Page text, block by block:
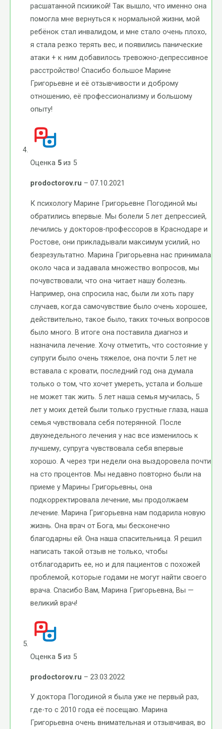
расшатанной психикой! Так вышло, что именно она
помогла мне вернуться к нормальной жизни, мой
ребёнок стал инвалидом, и мне стало очень плохо,
я стала резко терять вес, и появились панические
атаки + к ним добавилось тревожно-депрессивное
расстройство! Спасибо большое Марине
Григорьевне и её отзывчивости и доброму
отношению, её профессионализму и большому
опыту!
Оценка 5 из 5
prodoctorov.ru – 07.10.2021
К психологу Марине Григорьевне Погодиной мы
обратились впервые. Мы болели 5 лет депрессией,
лечились у докторов-профессоров в Краснодаре и
Ростове, они прикладывали максимум усилий, но
безрезультатно. Марина Григорьевна нас принимала
около часа и задавала множество вопросов, мы
почувствовали, что она читает нашу болезнь.
Например, она спросила нас, были ли хоть пару
случаев, когда самочувствие было очень хорошее,
действительно, такое было, таких точных вопросов
было много. В итоге она поставила диагноз и
назначила лечение. Хочу отметить, что состояние у
супруги было очень тяжелое, она почти 5 лет не
вставала с кровати, последний год она думала
только о том, что хочет умереть, устала и больше
не может так жить. 5 лет наша семья мучилась, 5
лет у моих детей были только грустные глаза, наша
семья чувствовала себя потерянной. После
двухнедельного лечения у нас все изменилось к
лучшему, супруга чувствовала себя впервые
хорошо. А через три недели она выздоровела почти
на сто процентов. Мы недавно повторно были на
приеме у Марины Григорьевны, она
подкорректировала лечение, мы продолжаем
лечение. Марина Григорьевна нам подарила новую
жизнь. Она врач от Бога, мы бесконечно
благодарны ей. Она наша спасительница. Я решил
написать такой отзыв не только, чтобы
отблагодарить ее, но и для пациентов с похожей
проблемой, которые годами не могут найти своего
врача. Спасибо Вам, Марина Григорьевна, Вы —
великий врач!
Оценка 5 из 5
prodoctorov.ru – 23.03.2022
У доктора Погодиной я была уже не первый раз,
где-то с 2010 года её посещаю. Марина
Григорьевна очень внимательная и отзывчивая, во